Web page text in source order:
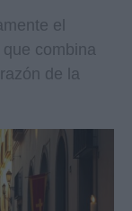
el
combina
de la